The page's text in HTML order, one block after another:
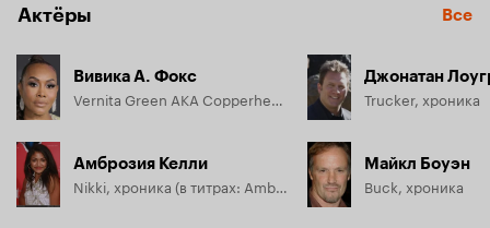
Актёры Все
Вивика А. Фокс
Амброзия Келли
Джонатан
Trucker, хроника
Майкл Боуэн
Buck, хроника